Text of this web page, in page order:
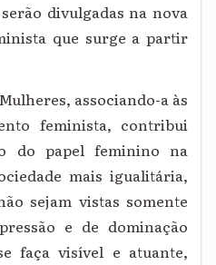
divulgadas na nova
que surge a partir
associando-a às
feminista, contribui
do papel feminino na
mais igualitária,
sejam vistas somente
e de dominação
faça visível e atuante,